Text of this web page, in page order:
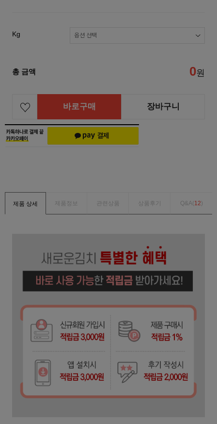
Kg
총 금액 0원
바로구매 장바구니
제품 상세 제품정보 관련상품 상품후기 Q&A(12)